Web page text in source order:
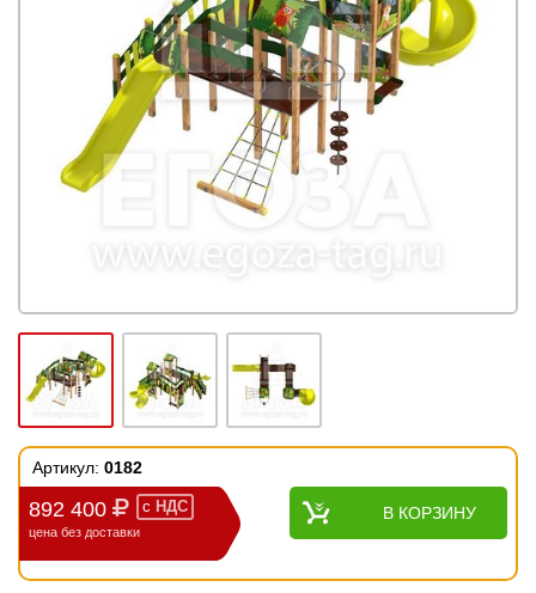
Артикул: 0182
892 400 с НДС
цена без доставки
В КОРЗИНУ